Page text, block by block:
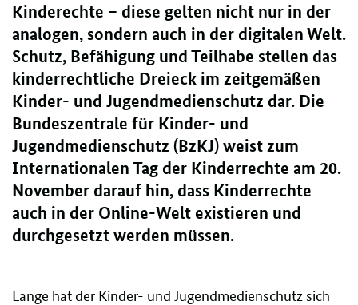
Kinderechte – diese gelten nicht nur in der
analogen, sondern auch in der digitalen Welt.
Schutz, Befähigung und Teilhabe stellen das
kinderrechtliche Dreieck im zeitgemäßen
Kinder- und Jugendmedienschutz dar. Die
Bundeszentrale für Kinder- und
Jugendmedienschutz (BzKJ) weist zum
Internationalen Tag der Kinderrechte am 20.
November darauf hin, dass Kinderrechte
auch in der Online-Welt existieren und
durchgesetzt werden müssen.
Lange hat der Kinder- und Jugendmedienschutz sich